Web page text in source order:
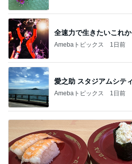
全速力で生きたいこれ
Amebaトピックス 1日前
愛之助 スタジアムシテ
Amebaトピックス 1日前